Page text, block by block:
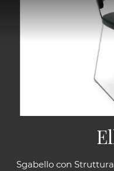
Sgabello con